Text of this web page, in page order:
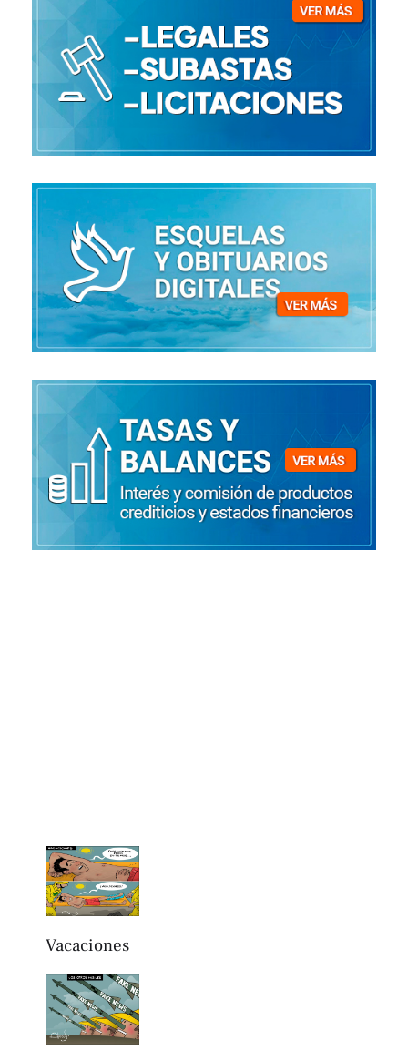
Vacaciones